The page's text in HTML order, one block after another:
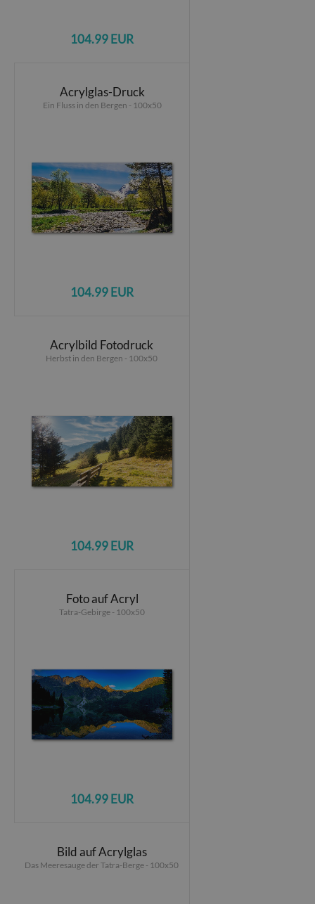
104.99 EUR
Acrylglas-Druck
Ein Fluss in den Bergen - 100x50
104.99 EUR
Acrylbild Fotodruck
Herbst in den Bergen - 100x50
104.99 EUR
Foto auf Acryl
Tatra-Gebirge - 100x50
104.99 EUR
Bild auf Acrylglas
Das Meeresauge der Tatra-Berge - 100x50